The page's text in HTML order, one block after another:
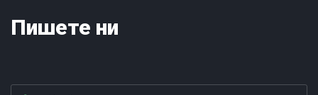
Пишете ни